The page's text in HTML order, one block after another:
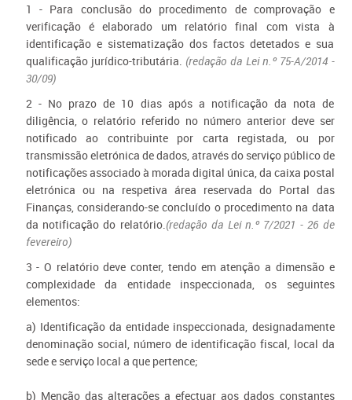
1 - Para conclusão do procedimento de comprovação e
verificação é elaborado um relatório final com vista à
identificação e sistematização dos factos detetados e sua
qualificação jurídico-tributária. (redação da Lei n.º 75-A/2014 -
30/09)
2 - No prazo de 10 dias após a notificação da nota de
diligência, o relatório referido no número anterior deve ser
notificado ao contribuinte por carta registada, ou por
transmissão eletrónica de dados, através do serviço público de
notificações associado à morada digital única, da caixa postal
eletrónica ou na respetiva área reservada do Portal das
Finanças, considerando-se concluído o procedimento na data
da notificação do relatório.(redação da Lei n.º 7/2021 - 26 de
fevereiro)
3 - O relatório deve conter, tendo em atenção a dimensão e
complexidade da entidade inspeccionada, os seguintes
elementos:
a) Identificação da entidade inspeccionada, designadamente
denominação social, número de identificação fiscal, local da
sede e serviço local a que pertence;
b) Menção das alterações a efectuar aos dados constantes